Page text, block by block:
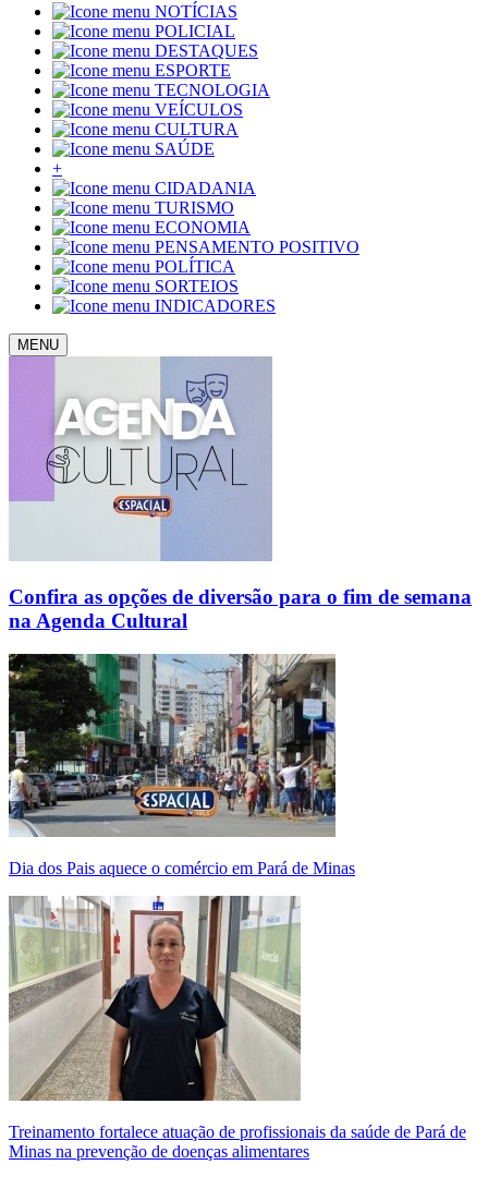
NOTÍCIAS
POLICIAL
DESTAQUES
ESPORTE
TECNOLOGIA
VEÍCULOS
CULTURA
SAÚDE
+
CIDADANIA
TURISMO
ECONOMIA
PENSAMENTO POSITIVO
POLÍTICA
SORTEIOS
INDICADORES
MENU
Confira as opções de diversão para o fim de semana
na Agenda Cultural
Dia dos Pais aquece o comércio em Pará de Minas
Treinamento fortalece atuação de profissionais da saúde de Pará de
Minas na prevenção de doenças alimentares